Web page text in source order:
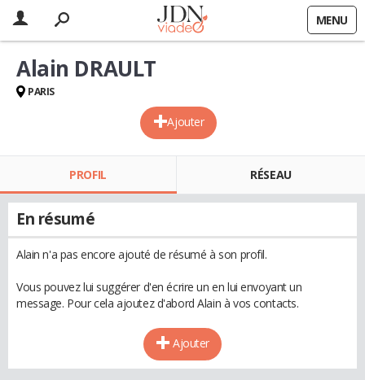
MENU
Ajouter
Alain DRAULT
PARIS
PROFIL RÉSEAU
En résumé
Alain n'a pas encore ajouté de résumé à son profil.
Vous pouvez lui suggérer d'en écrire un en lui envoyant un
message. Pour cela ajoutez d'abord Alain à vos contacts.
Ajouter